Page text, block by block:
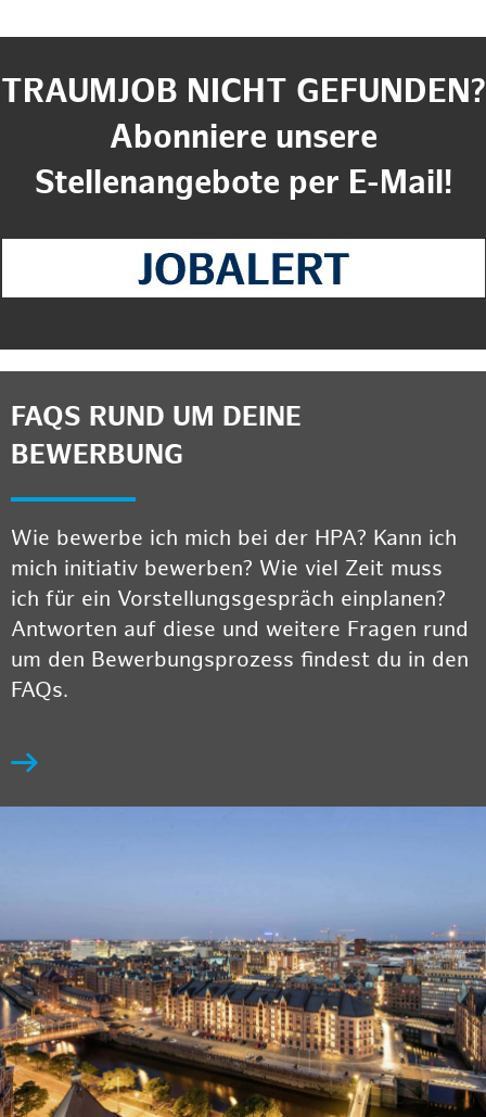
TRAUMJOB NICHT GEFUNDEN?
Abonniere unsere
Stellenangebote per E-Mail!
FAQS RUND UM DEINE
BEWERBUNG
Wie bewerbe ich mich bei der HPA? Kann ich
mich initiativ bewerben? Wie viel Zeit muss
ich für ein Vorstellungsgespräch einplanen?
Antworten auf diese und weitere Fragen rund
um den Bewerbungsprozess findest du in den
FAQs.